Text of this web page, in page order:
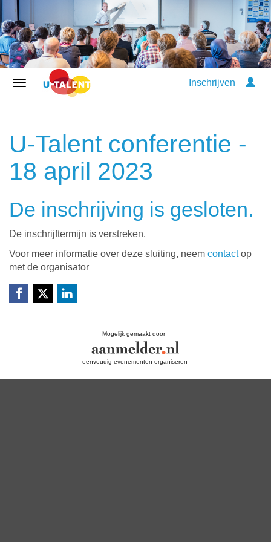
Inschrijven
U-Talent conferentie -
18 april 2023
De inschrijving is gesloten.
De inschrijftermijn is verstreken.
Voor meer informatie over deze sluiting, neem contactop
met de organisator
Mogelijk gemaakt door
eenvoudig evenementen organiseren